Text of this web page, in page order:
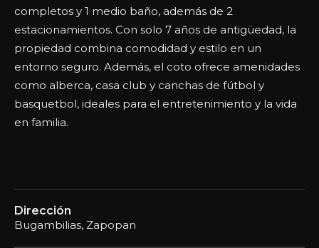
completos y 1 medio baño, además de 2
estacionamientos. Con solo 7 años de antigüedad, la
propiedad combina comodidad y estilo en un
entorno seguro. Además, el coto ofrece amenidades
como alberca, casa club y canchas de fútbol y
basquetbol, ideales para el entretenimiento y la vida
en familia.
Dirección
Bugambilias, Zapopan